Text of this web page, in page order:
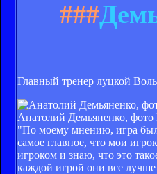
###
Главный тренер луцкой
Анатолий Демьяненко,
"По моему мнению, игра
самое главное, что мои
игроком и знаю, что это
каждой игрой они все